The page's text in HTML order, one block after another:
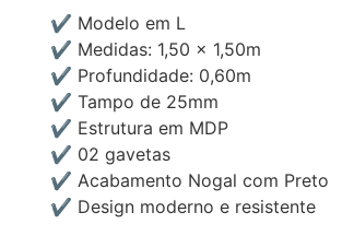
✔ Modelo em L
✔ Medidas: 1,50 x 1,50m
✔ Profundidade: 0,60m
✔ Tampo de 25mm
✔ Estrutura em MDP
✔ 02 gavetas
✔ Acabamento Nogal com Preto
✔ Design moderno e resistente